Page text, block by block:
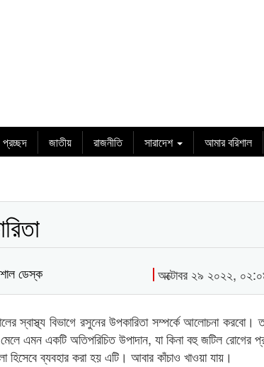
প্রচ্ছদ জাতীয় রাজনীতি সারাদেশ আমার বরিশাল
ডেস্ক অক্টোবর ২৯ ২০২২,
স্বাস্থ্য বিভাগে রসুনের উপকারিতা সম্পর্কে আলোচনা
এমন একটি অতিপরিচিত উপাদান, যা কিনা বহু জটিল রোগের
হিসেবে ব্যবহার করা হয় এটি। আবার কাঁচাও খাওয়া যায়।